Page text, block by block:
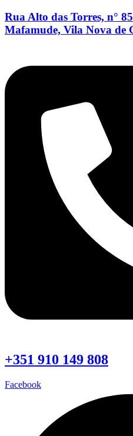
Rua Alto das Torres, n°
Mafamude, Vila Nova de
+351 910 149 808
Facebook